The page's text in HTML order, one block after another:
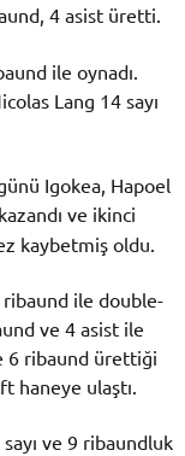
4 asist üretti.
ile oynadı.
Lang 14 sayı
Igokea, Hapoel
kazandı ve ikinci
kaybetmiş oldu.
ribaund ile double-
ve 4 asist ile
6 ribaund ürettiği
haneye ulaştı.
ve 9 ribaundluk